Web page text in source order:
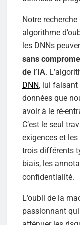
Notre
algorithme
les DNNs
sans
de l’IA.
DNN, lui faisant
données que
avoir à le ré-
C’est le seul
exigences et
trois différents
biais, les
confidentialité.
L’oubli de la
passionnant